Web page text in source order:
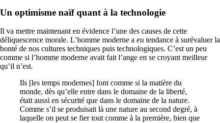
Un optimisme naïf quant à la technologie
Il va mettre maintenant en évidence l’une des causes de cette
déliquescence morale. L’homme moderne a eu tendance à surévaluer la
bonté de nos cultures techniques puis technologiques. C’est un peu
comme si l’homme moderne avait fait l’ange en se croyant meilleur
qu’il n’est.
Ils [les temps modernes] font comme si la matière du
monde, dès qu’elle entre dans le domaine de la liberté,
était aussi en sécurité que dans le domaine de la nature.
Comme s’il se produisait là une nature au second degré, à
laquelle on peut se fier tout comme à la première, bien que